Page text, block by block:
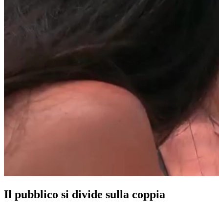
Il pubblico si divide sulla coppia